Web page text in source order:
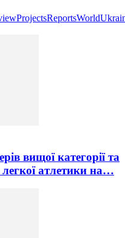
ProjectsReportsWorld
вищої категорії та
легкої атлетики на…